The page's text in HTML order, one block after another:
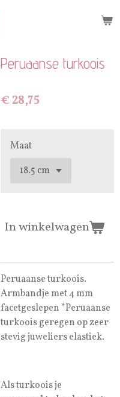
Peruaanse turkoois
€ 28,75
Maat
In winkelwagen
Peruaanse turkoois.
Armbandje met 4 mm
facetgeslepen *Peruaanse
turkoois geregen op zeer
stevig juweliers elastiek.
Als turkoois je